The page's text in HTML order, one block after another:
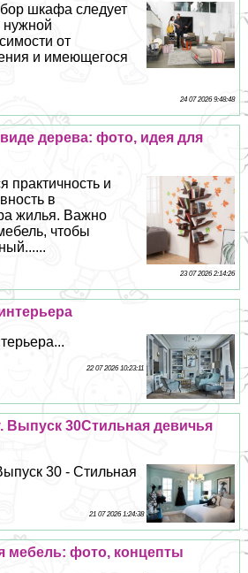
шкафа следует
нужной
от
и имеющегося
24 07 2026 9:48:48
дерева: фото, идея для
пpaктичность и
в
жилья. Важно
чтобы
23 07 2026 2:14:26
22 07 2026 10:23:11
Выпуск 30Стильная девичья
30 - Стильная
21 07 2026 1:24:38
мебель: фото, концепты